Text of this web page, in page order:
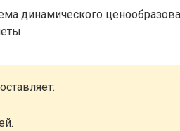
динамического